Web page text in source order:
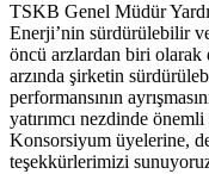
TSKB Genel Müdür
Enerji’nin sürdürülebilir
öncü arzlardan biri
arzında şirketin
performansının
yatırımcı nezdinde
Konsorsiyum üyelerine,
teşekkürlerimizi